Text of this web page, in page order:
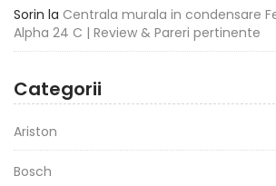
Sorin la Centrala murala in condensare
Alpha 24 C | Review & Pareri pertinente
Categorii
Ariston
Bosch